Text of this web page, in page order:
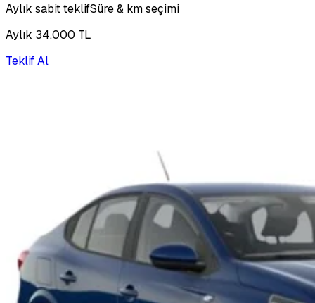
Aylık sabit teklifSüre & km seçimi
Aylık 34.000 TL
Teklif Al